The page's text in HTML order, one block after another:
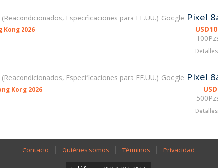
Reacondicionados, Especificaciones para EE.UU. Google Pixel
USD
Kong 2026
Detalles
Reacondicionados, Especificaciones para EE.UU. Google Pixel
USD
Kong 2026
Detalles
Contacto Quiénes somos Términos Privacidad